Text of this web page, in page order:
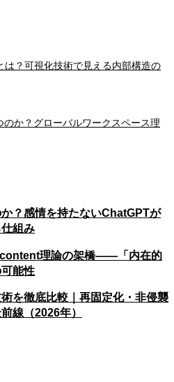
？可視化技術で見える内部構造の
か？グローバルワークスペース理
？感情を持たないChatGPTが
組み
content理論の架橋——「内在的
能性
を徹底比較｜再固定化・非侵襲
線（2026年）